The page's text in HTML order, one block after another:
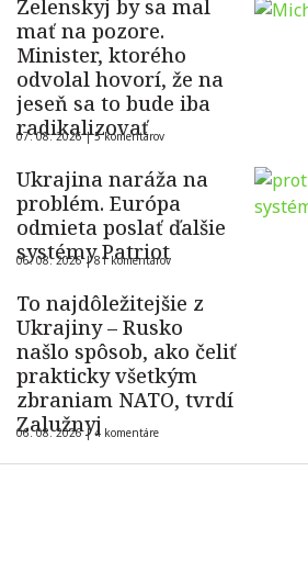
Zelenskyj by sa mal
mať na pozore.
Minister, ktorého
odvolal hovorí, že na
jeseň sa to bude iba
radikalizovať
07. 08. 2026 |5 komentárov
Ukrajina naráža na
problém. Európa
odmieta poslať ďalšie
systémy Patriot
06. 08. 2026 |81 komentárov
To najdôležitejšie z
Ukrajiny – Rusko
našlo spôsob, ako čeliť
prakticky všetkým
zbraniam NATO, tvrdí
Zalužnyj
06. 08. 2026 |4 komentáre